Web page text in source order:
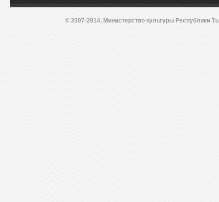
© 2007-2014, Министерство культуры Республики